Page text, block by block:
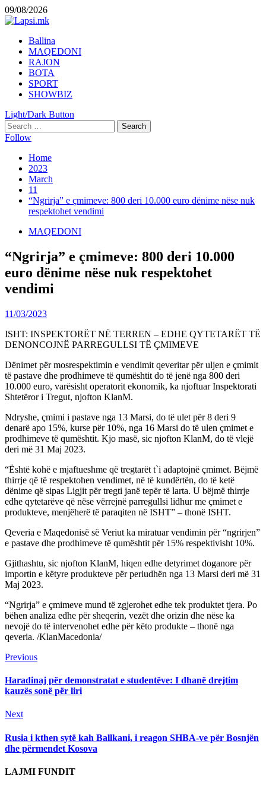
Skip
to
09/08/2026
Primary
Menu
Ballina
MAQEDONI
RAJON
BOTA
SPORT
SHOWBIZ
Light/Dark Button
Search
for:
Follow
Home
2023
March
11
“Ngrirja” e çmimeve: 800 deri 10.000 euro dënime nëse nuk
respektohet vendimi
MAQEDONI
“Ngrirja” e çmimeve: 800 deri 10.000
euro dënime nëse nuk respektohet
vendimi
11/03/2023
ISHT: INSPEKTORËT NË TERREN – EDHE QYTETARËT TË
DENONCOJNË PARREGULLSI TË ÇMIMEVE
Dënimet për mosrespektimin e vendimit qeveritar për uljen e çmimit
të pastave dhe prodhimeve të qumështit do të jenë nga 800 deri
10.000 euro, varësisht operatorit ekonomik, ka njoftuar Inspektorati
Shtetëror i Tregut, njofton KlanM.
Ndryshe, çmimi i pastave nga 13 Marsi, do të ulet për 8 deri 9
denarë apo 15%, kurse për 10%, nga 16 Marsi do të ulen çmimet e
prodhimeve të qumështit. Kjo masë, sic njofton KlanM, do të vlejë
deri më 31 Maj 2023.
“Është kohë e mjaftueshme që tregtarët t`i adaptojnë çmimet. Bëjmë
thirrje që të respektohen vendimet, në të kundërtën, do të ketë
dënime që sipas Ligjit për tregti janë tepër të larta. U bëjmë thirrje
edhe qytetarëve që nëse vërrejnë parregullsi lidhur me çmimet e
produkteve, menjëherë të paraqiten në ISHT” – thonë ISHT.
Qeveria e Maqedonisë së Veriut ka miratuar vendimin për “ngrirjen”
e pastave dhe prodhimeve të qumështit për 15% respektivisht 10%.
Gjithashtu, sic njofton KlanM, hiqen edhe detyrimet doganore për
importin e këtyre produkteve për periudhën nga 13 Marsi deri më 31
Maj 2023.
“Ngrirja” e çmimeve mund të zgjerohet edhe tek produktet tjera. Po
bëhen analiza edhe për sheqerin, vezët dhe orizin dhe nëse ka
nevojë do të intervenohet edhe për këto produkte – thonë nga
qeveria. /KlanMacedonia/
Continue
Reading
PreviousPrevious
Haradinaj për demonstratat e studentëve: I dhanë drejtim
kauzës sonë për liri
NextNext
Rusia i kthen sytë kah Ballkani, i reagon SHBA-ve për Bosnjën
dhe përmendet Kosova
LAJMI FUNDIT